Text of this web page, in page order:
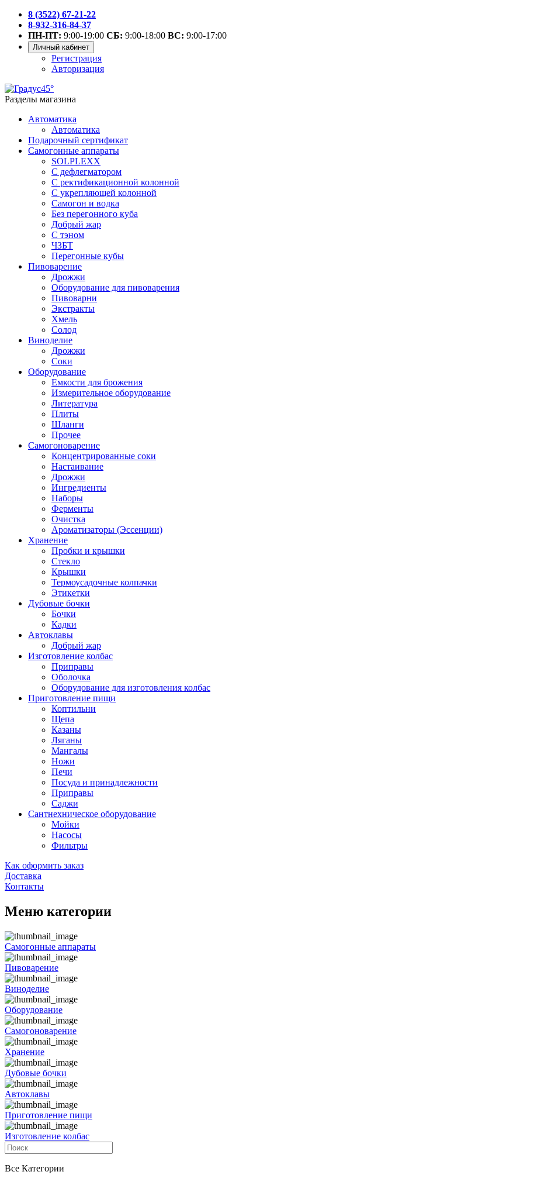
8 (3522) 67-21-22
8-932-316-84-37
ПН-ПТ: 9:00-19:00 СБ: 9:00-18:00 ВС: 9:00-17:00
Личный кабинет
Регистрация
Авторизация
Разделы магазина
Автоматика
Автоматика
Подарочный сертификат
Самогонные аппараты
SOLPLEXX
С дефлегматором
С ректификационной колонной
С укрепляющей колонной
Самогон и водка
Без перегонного куба
Добрый жар
С тэном
ЧЗБТ
Перегонные кубы
Пивоварение
Дрожжи
Оборудование для пивоварения
Пивоварни
Экстракты
Хмель
Солод
Виноделие
Дрожжи
Соки
Оборудование
Емкости для брожения
Измерительное оборудование
Литература
Плиты
Шланги
Прочее
Самогоноварение
Концентрированные соки
Настаивание
Дрожжи
Ингредиенты
Наборы
Ферменты
Очистка
Ароматизаторы (Эссенции)
Хранение
Пробки и крышки
Стекло
Крышки
Термоусадочные колпачки
Этикетки
Дубовые бочки
Бочки
Кадки
Автоклавы
Добрый жар
Изготовление колбас
Приправы
Оболочка
Оборудование для изготовления колбас
Приготовление пищи
Коптильни
Щепа
Казаны
Ляганы
Мангалы
Ножи
Печи
Посуда и принадлежности
Приправы
Саджи
Сантнехническое оборудование
Мойки
Насосы
Фильтры
Как оформить заказ
Доставка
Контакты
Меню категории
Самогонные аппараты
Пивоварение
Виноделие
Оборудование
Самогоноварение
Хранение
Дубовые бочки
Автоклавы
Приготовление пищи
Изготовление колбас
Все Категории